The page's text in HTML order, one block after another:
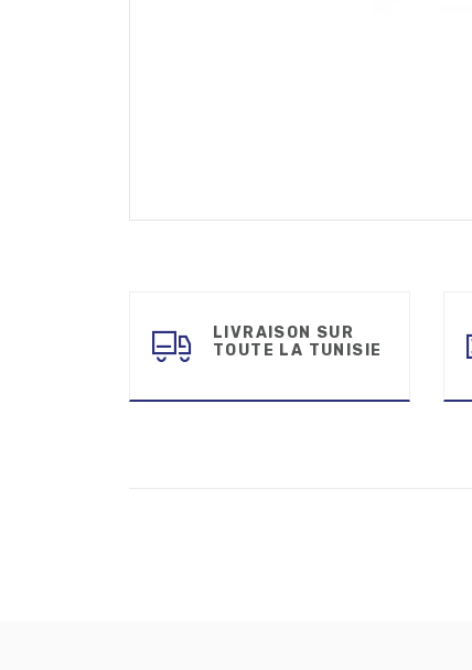
LIVRAISON SUR
TOUTE LA TUNISIE